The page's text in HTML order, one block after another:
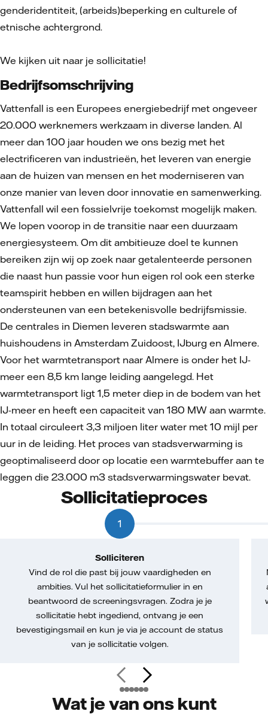
genderidentiteit, (arbeids)beperking en culturele of
etnische achtergrond.
We kijken uit naar je sollicitatie!
Bedrijfsomschrijving
Vattenfall is een Europees energiebedrijf met ongeveer
20.000 werknemers werkzaam in diverse landen. Al
meer dan 100 jaar houden we ons bezig met het
electrificeren van industrieën, het leveren van energie
aan de huizen van mensen en het moderniseren van
onze manier van leven door innovatie en samenwerking.
Vattenfall wil een fossielvrije toekomst mogelijk maken.
We lopen voorop in de transitie naar een duurzaam
energiesysteem. Om dit ambitieuze doel te kunnen
bereiken zijn wij op zoek naar getalenteerde personen
die naast hun passie voor hun eigen rol ook een sterke
teamspirit hebben en willen bijdragen aan het
ondersteunen van een betekenisvolle bedrijfsmissie.
De centrales in Diemen leveren stadswarmte aan
huishoudens in Amsterdam Zuidoost, IJburg en Almere.
Voor het warmtetransport naar Almere is onder het IJ-
meer een 8,5 km lange leiding aangelegd. Het
warmtetransport ligt 1,5 meter diep in de bodem van het
IJ-meer en heeft een capaciteit van 180 MW aan warmte.
In totaal circuleert 3,3 miljoen liter water met 10 mijl per
uur in de leiding. Het proces van stadsverwarming is
geoptimaliseerd door op locatie een warmtebuffer aan te
leggen die 23.000 m3 stadsverwarmingswater bevat.
Sollicitatieproces
1
Solliciteren
Vind de rol die past bij jouw vaardigheden en
ambities. Vul het sollicitatieformulier in en
beantwoord de screeningsvragen. Zodra je je
sollicitatie hebt ingediend, ontvang je een
bevestigingsmail en kun je via je account de status
van je sollicitatie volgen.
Wat je van ons kunt